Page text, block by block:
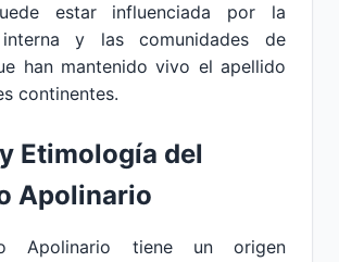
estar influenciada por la
interna y las comunidades de
han mantenido vivo el apellido
continentes.
Etimología del
Apolinario
Apolinario tiene un origen